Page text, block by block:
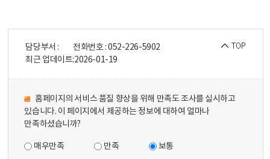
담당부서 :
전화번호 : 052-226-5902
최근 업데이트:2026-01-19
홈페이지의 서비스 품질 향상을 위해 만족도 조사를 실시하고
있습니다. 이 페이지에서 제공하는 정보에 대하여 얼마나
만족하셨습니까?
매우만족 만족 보통